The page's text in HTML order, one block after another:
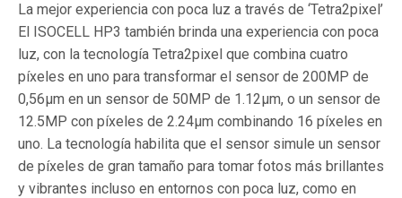
La mejor experiencia con poca luz a través de ‘Tetra2pixel’
El ISOCELL HP3 también brinda una experiencia con poca
luz, con la tecnología Tetra2pixel que combina cuatro
píxeles en uno para transformar el sensor de 200MP de
0,56μm en un sensor de 50MP de 1.12μm, o un sensor de
12.5MP con píxeles de 2.24μm combinando 16 píxeles en
uno. La tecnología habilita que el sensor simule un sensor
de píxeles de gran tamaño para tomar fotos más brillantes
y vibrantes incluso en entornos con poca luz, como en